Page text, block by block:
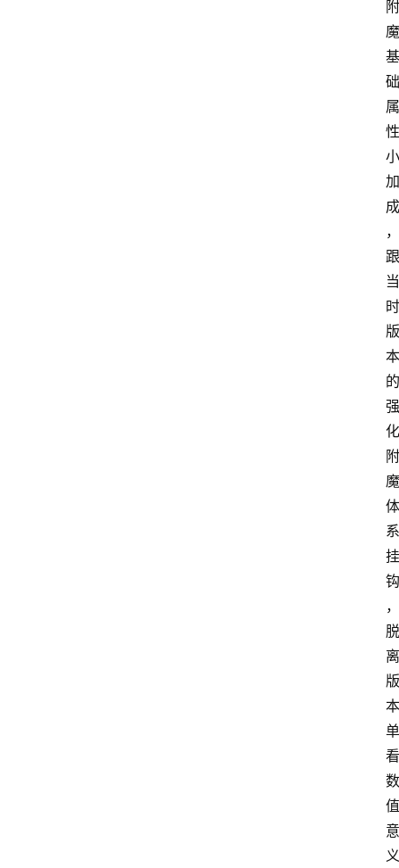
附
魔
基
础
属
性
小
加
成
，
跟
当
时
版
本
的
强
化
附
魔
体
系
挂
钩
，
脱
离
版
本
单
看
数
值
意
义